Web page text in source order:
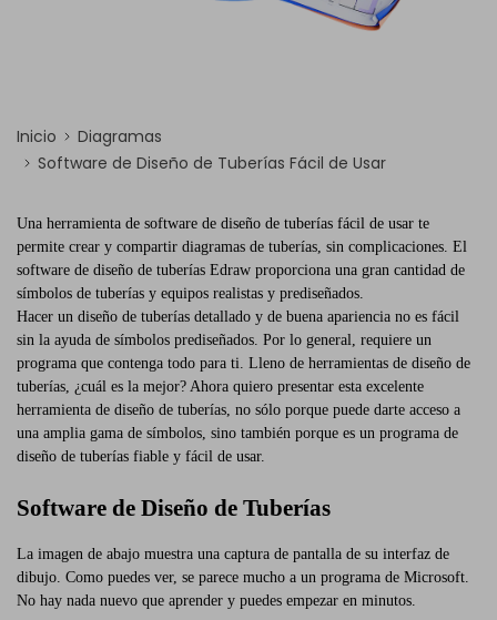
Inicio
Diagramas
Software de Diseño de Tuberías Fácil de Usar
Una herramienta de software de diseño de tuberías fácil de usar te
permite crear y compartir diagramas de tuberías, sin complicaciones. El
software de diseño de tuberías Edraw proporciona una gran cantidad de
símbolos de tuberías y equipos realistas y prediseñados.
Hacer un diseño de tuberías detallado y de buena apariencia no es fácil
sin la ayuda de símbolos prediseñados. Por lo general, requiere un
programa que contenga todo para ti. Lleno de herramientas de diseño de
tuberías, ¿cuál es la mejor? Ahora quiero presentar esta excelente
herramienta de diseño de tuberías, no sólo porque puede darte acceso a
una amplia gama de símbolos, sino también porque es un programa de
diseño de tuberías fiable y fácil de usar.
Software de Diseño de Tuberías
La imagen de abajo muestra una captura de pantalla de su interfaz de
dibujo. Como puedes ver, se parece mucho a un programa de Microsoft.
No hay nada nuevo que aprender y puedes empezar en minutos.